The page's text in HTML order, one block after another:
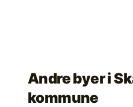
Andre byer i
kommune